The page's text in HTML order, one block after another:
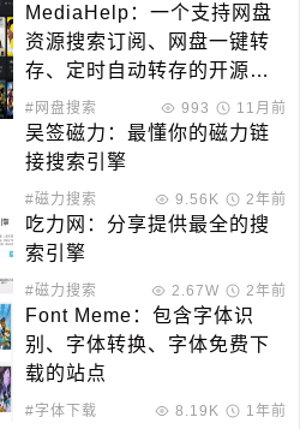
MediaHelp：一个支持网盘
资源搜索订阅、网盘一键转
存、定时自动转存的开源项
目
#网盘搜索 993 11月前
吴签磁力：最懂你的磁力链
接搜索引擎
#磁力搜索 9.56K 2年前
吃力网：分享提供最全的搜
索引擎
#磁力搜索 2.67W 2年前
Font Meme：包含字体识
别、字体转换、字体免费下
载的站点
#字体下载 8.19K 1年前